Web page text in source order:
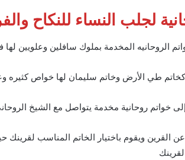
لجلب النساء للنكاح
الروحانيه المخدمة بملوك سافلين وعلويين لها
كخاتم طي الأرض وخاتم سليمان لها خواص كثيره
خواتم روحانية مخدمة يتواصل مع الشيخ
القرين ويقوم باختيار الخاتم المناسب لقرينك